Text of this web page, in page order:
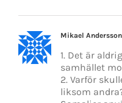
Mikael Andersson
1. Det är
samhället
2. Varför
liksom